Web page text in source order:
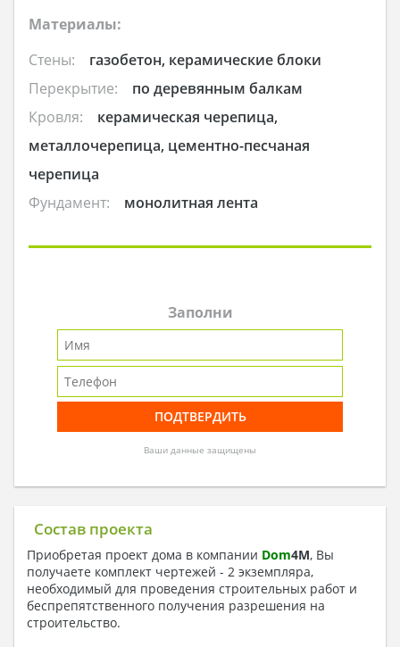
Материалы:
Стены:
газобетон, керамические блоки
Перекрытие:
по деревянным балкам
Кровля:
керамическая черепица,
металлочерепица, цементно-песчаная
черепица
Фундамент:
монолитная лента
Заполни
Ваши данные защищены
Состав проекта
Приобретая проект дома в компании Dom4M, Вы
получаете комплект чертежей - 2 экземпляра,
необходимый для проведения строительных работ и
беспрепятственного получения разрешения на
строительство.